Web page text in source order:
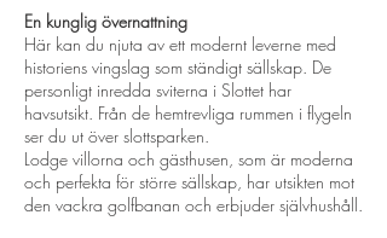
En kunglig övernattning
Här kan du njuta av ett modernt leverne med
historiens vingslag som ständigt sällskap. De
personligt inredda sviterna i Slottet har
havsutsikt. Från de hemtrevliga rummen i flygeln
ser du ut över slottsparken.
Lodge villorna och gästhusen, som är moderna
och perfekta för större sällskap, har utsikten mot
den vackra golfbanan och erbjuder självhushåll.